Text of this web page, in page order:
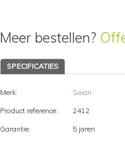
Meer bestellen?
SPECIFICATIES
Merk:
Swan
Product reference:
2412
Garantie:
5 jaren